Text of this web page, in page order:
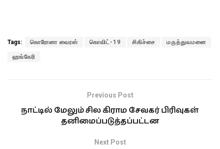
Tags: கொரோனா வைரஸ் கொவிட்-19 சிகிச்சை மருத்துவமனை
ஹங்கேரி
Previous Post
நாட்டில் மேலும் சில கிராம சேவகர் பிரிவுகள்
தனிமைப்படுத்தப்பட்டன
Next Post